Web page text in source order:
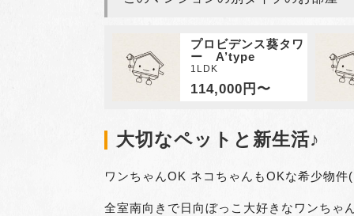
プロビデンス葵タワ
ー A’type
1LDK
114,000円〜
大切なペットと新生活♪
ワンちゃんOK ネコちゃんもOKな希少物
全室南向きで日向ぼっこ大好きなワンちゃ